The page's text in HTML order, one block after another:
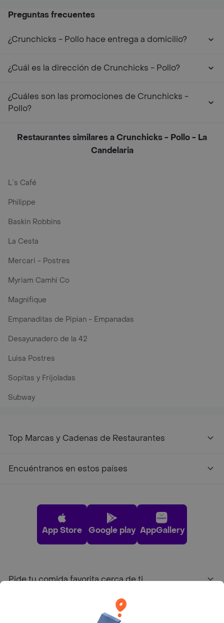
Preguntas frecuentes
¿Crunchicks - Pollo hace entrega a domicilio?
¿Cuál es la dirección de Crunchicks - Pollo?
¿Cuáles son las promociones de Crunchicks -
Pollo?
Restaurantes similares a Crunchicks - Pollo - La
Candelaria
L´s Café
Philippe
Baskin Robbins
La Cesta
Mercari - Postres
Myriam Camhi Co
Magnifique
Empanaditas de Pipian - Empanadas
Desayunadero de la 42
Luisa Postres
Sopitas y Frijoladas
Subway
Top Marcas y Cadenas de Restaurantes
Encuéntranos en estos países
App Store Google play AppGallery
Pide tu comida favorita cerca de ti